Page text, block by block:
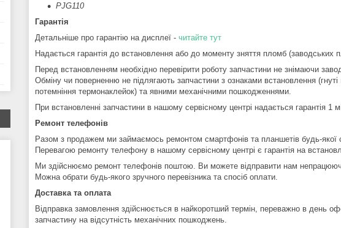
PJG110
Гарантія
Детальніше про гарантію на дисплеї - читайте тут
Надається гарантія до встановлення або до моменту зняття пломб (заводських
Перед встановленням необхідно перевірити роботу запчастини не знімаючи
Обміну чи поверненню не підлягають запчастини з ознаками встановлення
потемніння термонаклейок) та явними механічними пошкодженнями.
При встановленні запчастини в нашому сервісному центрі надається гарантія 1
Ремонт телефонів
Разом з продажем ми займаємось ремонтом смартфонів та планшетів будь-якої
Перевагою ремонту телефону в нашому сервісному центрі є гарантія на
Ми здійснюємо ремонт телефонів поштою. Ви можете відправити нам
Можна обрати будь-якого зручного перевізника та спосіб оплати.
Доставка та оплата
Відправка замовлення здійснюється в найкоротший термін, переважно в день
запчастину на відсутність механічних пошкоджень.